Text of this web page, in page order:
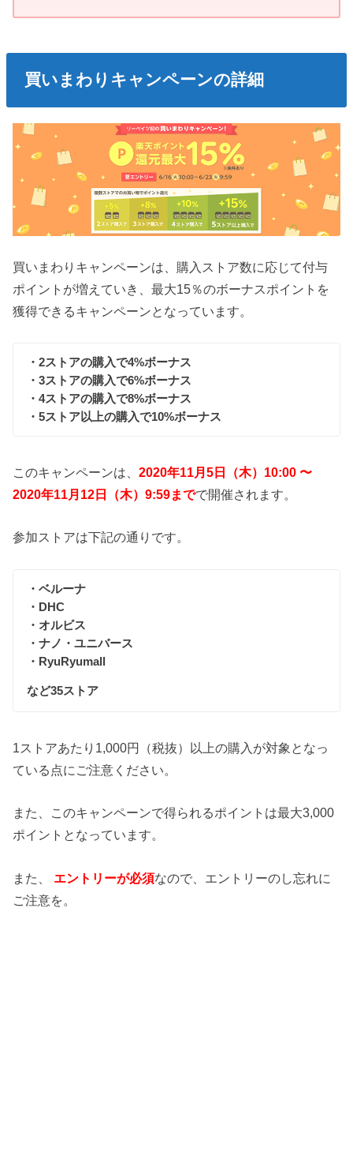
買いまわりキャンペーンの詳細
買いまわりキャンペーンは、購入ストア数に応じて付与
ポイントが増えていき、最大15％のボーナスポイントを
獲得できるキャンペーンとなっています。
・2ストアの購入で4%ボーナス
・3ストアの購入で6%ボーナス
・4ストアの購入で8%ボーナス
・5ストア以上の購入で10%ボーナス
このキャンペーンは、2020年11月5日（木）10:00 〜
2020年11月12日（木）9:59までで開催されます。
参加ストアは下記の通りです。
・ベルーナ
・DHC
・オルビス
・ナノ・ユニバース
・RyuRyumall
など35ストア
1ストアあたり1,000円（税抜）以上の購入が対象となっ
ている点にご注意ください。
また、このキャンペーンで得られるポイントは最大3,000
ポイントとなっています。
また、 エントリーが必須なので、エントリーのし忘れに
ご注意を。